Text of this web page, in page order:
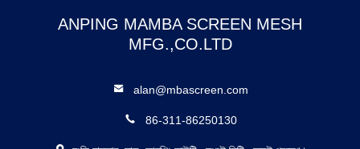
ANPING MAMBA SCREEN MESH
MFG.,CO.LTD
alan@mbascreen.com
86-311-86250130